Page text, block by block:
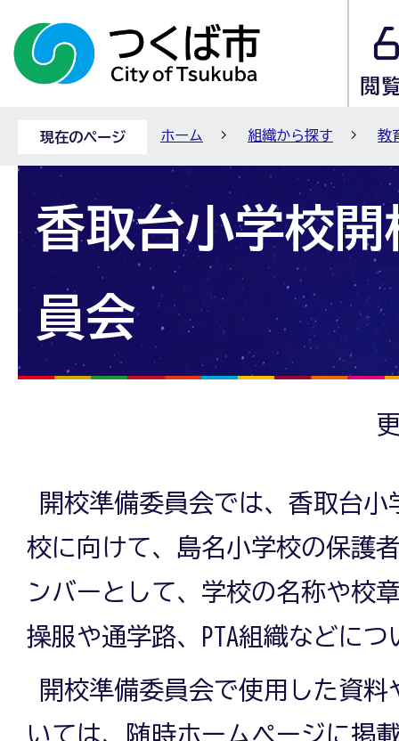
現在のページ ホーム 組織から探す 教
香取台小学校開
員会
開校準備委員会では、香取台小
校に向けて、島名小学校の保護
ンバーとして、学校の名称や校
操服や通学路、PTA組織などに
開校準備委員会で使用した資料
いては、随時ホームページに掲